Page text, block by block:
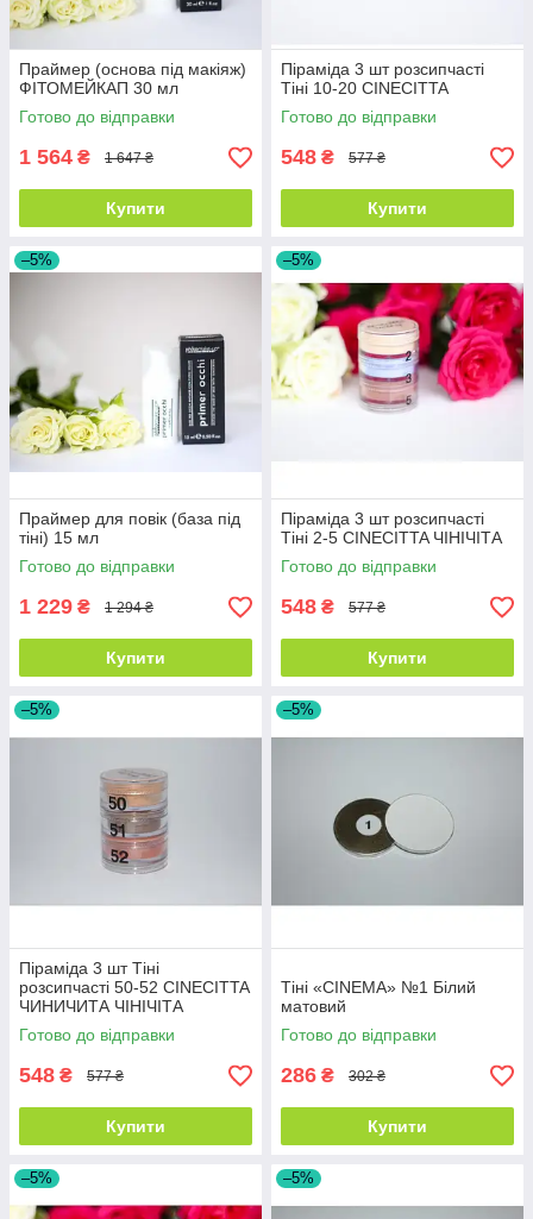
Праймер (основа під макіяж)
ФІТОМЕЙКАП 30 мл
Готово до відправки
1 564 ₴ 1 647 ₴
Купити
Піраміда 3 шт розсипчасті
Тіні 10-20 CINECITTA
Готово до відправки
548 ₴ 577 ₴
Купити
–5%
Праймер для повік (база під
тіні) 15 мл
Готово до відправки
1 229 ₴ 1 294 ₴
Купити
–5%
Піраміда 3 шт розсипчасті
Тіні 2-5 CINECITTA ЧІНІЧІТА
Готово до відправки
548 ₴ 577 ₴
Купити
–5%
Піраміда 3 шт Тіні
розсипчасті 50-52 CINECITTA
ЧИНИЧИТА ЧІНІЧІТА
Готово до відправки
548 ₴ 577 ₴
Купити
–5%
Тіні «CINEMA» №1 Білий
матовий
Готово до відправки
286 ₴ 302 ₴
Купити
–5% –5%